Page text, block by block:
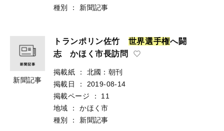
種別
： 新聞記事
新聞記事
トランポリン佐竹 世界選手権へ闘
志 かほく市長訪問
掲載紙 ：
北國：朝刊
掲載日
：
2019-08-14
掲載ページ
：
11
地域
：
かほく市
種別
： 新聞記事